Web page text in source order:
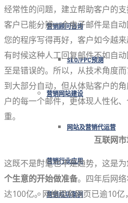
营销顾问咨询
SEO/PPC预测
营销网站建设
网站及营销代运营
营销行业应用
营销成功案例
经常性的问题，建立帮助客户的
客户已能分辨一个电子邮件是自
您的程序写得再好，客户如今越
有时候这种人工回复邮件不如自
至是错误的。所以，从技术角度
到大部分自动，但从体贴客户的
户的每一个邮件，更体现人性化
重。
互联网
这既不是时髦也不是趋势，这是为
个生意的开始做准备。四年后网
达100亿。网络现有网页已逾10